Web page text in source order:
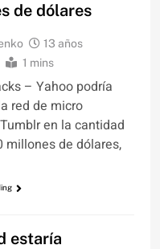
de dólares
13 años
1 mins
– Yahoo podría
red de micro
en la cantidad
millones de dólares,
estaría